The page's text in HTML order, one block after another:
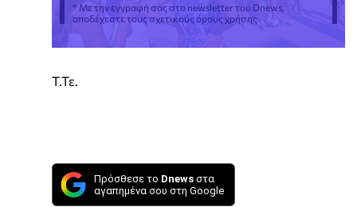
* Με την εγγραφή σας στο newsletter του Dnews,
αποδέχεστε τους σχετικούς όρους χρήσης
Τ.Τε.
Πρόσθεσε το Dnews στα
αγαπημένα σου στη Google